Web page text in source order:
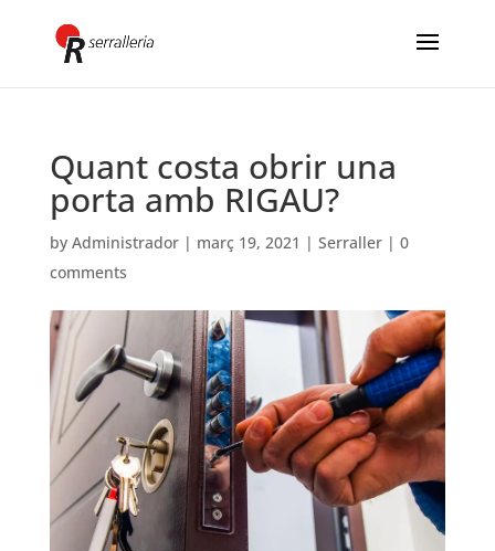
Quant costa obrir una
porta amb RIGAU?
by Administrador| març 19, 2021 | Serraller| 0
comments